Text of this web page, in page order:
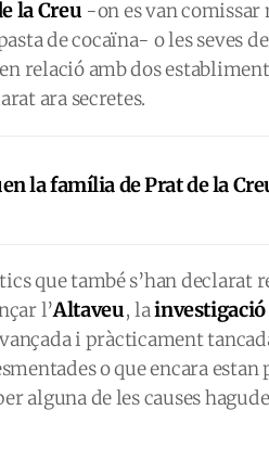
la Creu -on es van comissar
de cocaïna- o les seves
relació amb dos
ara secretes.
la família de Prat de la
que també s’han declarat
l’Altaveu, la
i pràcticament
o que encara estan
alguna de les causes